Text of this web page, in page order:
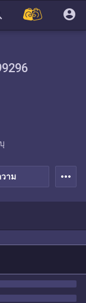
account_circle
าม more_horiz